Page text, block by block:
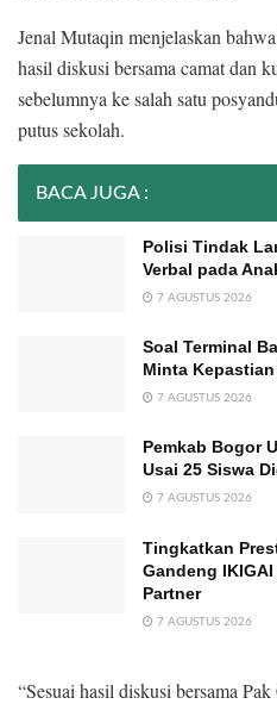
Jenal Mutaqin menjelaskan
hasil diskusi bersama camat dan
sebelumnya ke salah satu
putus sekolah.
BACA JUGA :
Polisi Tindak
Verbal pada
7 AGUSTUS 2026
Soal Terminal
Minta
7 AGUSTUS 2026
Pemkab Bogor
Usai 25 Siswa
7 AGUSTUS 2026
Tingkatkan
Gandeng
Partner
7 AGUSTUS 2026
“Sesuai hasil diskusi bersama